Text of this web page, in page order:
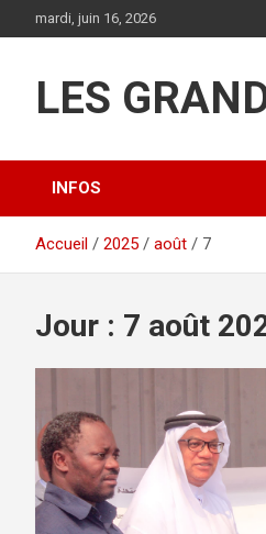
au
mardi, juin 16, 2026
LES
INFOS
Accueil 2025 août 7
Jour : 7 août